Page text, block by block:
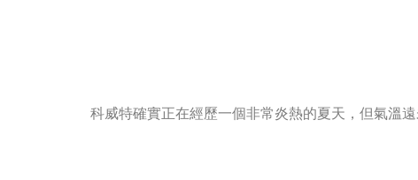
科威特確實正在經歷一個非常炎熱的夏天，但氣溫